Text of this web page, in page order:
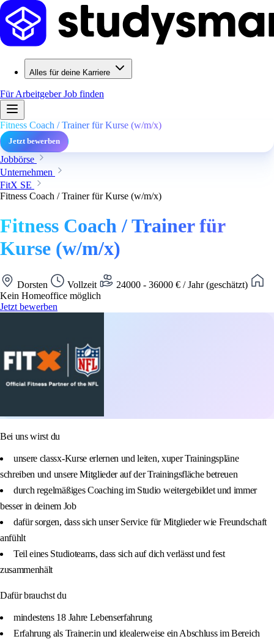
Alles für deine Karriere
Für ArbeitgeberJob finden
Fitness Coach / Trainer für Kurse (w/m/x)
Jetzt bewerben
Jobbörse
Unternehmen
FitX SE
Fitness Coach / Trainer für Kurse (w/m/x)
Fitness Coach / Trainer für
Kurse (w/m/x)
Dorsten Vollzeit
24000 - 36000 € / Jahr (geschätzt)
Kein Homeoffice möglich
Jetzt bewerben
Bei uns wirst du
unsere classx-Kurse erlernen und leiten, xuper Trainingspläne
schreiben und unsere Mitglieder auf der Trainingsfläche betreuen
durch regelmäßiges Coaching im Studio weitergebildet und immer
besser in deinem Job
dafür sorgen, dass sich unser Service für Mitglieder wie Freundschaft
anfühlt
Teil eines Studioteams, dass sich auf dich verlässt und fest
zusammenhält
Dafür brauchst du
mindestens 18 Jahre Lebenserfahrung
Erfahrung als Trainer:in und idealerweise ein Abschluss im Bereich